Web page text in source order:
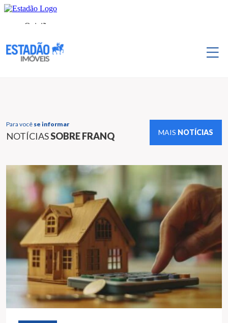
Para você se informar
NOTÍCIASSOBRE FRANQ MAIS NOTÍCIAS